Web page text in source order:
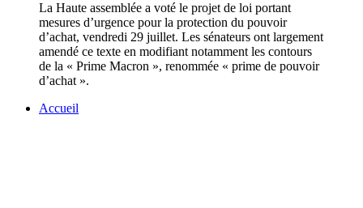
La Haute assemblée a voté le projet de loi portant
mesures d’urgence pour la protection du pouvoir
d’achat, vendredi 29 juillet. Les sénateurs ont largement
amendé ce texte en modifiant notamment les contours
de la « Prime Macron », renommée « prime de pouvoir
d’achat ».
Accueil